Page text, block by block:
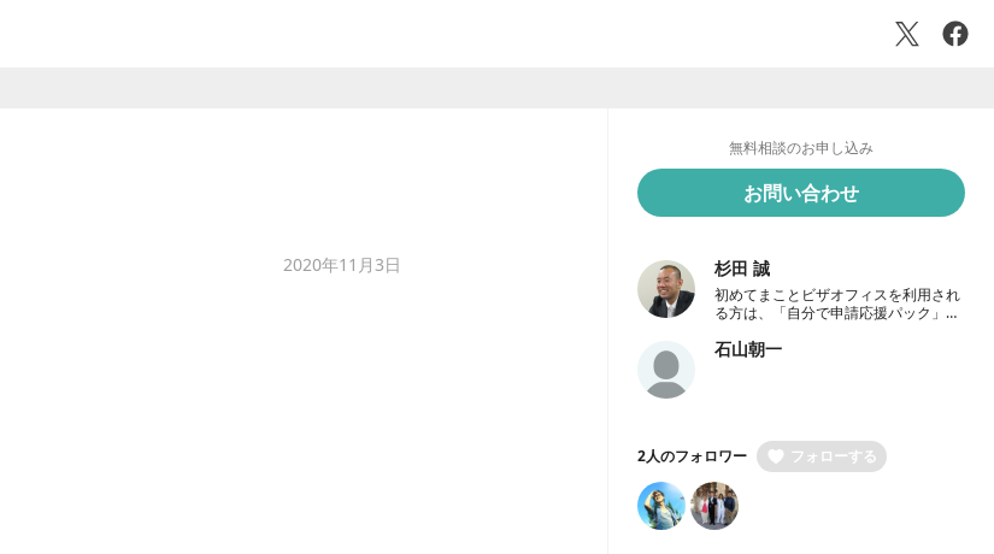
2020年11月3日
無料相談のお申し込み
お問い合わせ
杉田 誠
初めてまことビザオフィスを利用され
る方は、「自分で申請応援パック」の
https://kekkon.makoto-visa-
石山朝一
2人のフォロワー フォローする